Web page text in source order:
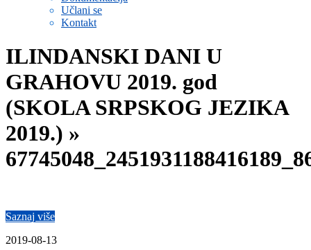
Učlani se
Kontakt
ILINDANSKI DANI U
GRAHOVU 2019. god
(SKOLA SRPSKOG JEZIKA
2019.) »
Saznaj više
2019-08-13